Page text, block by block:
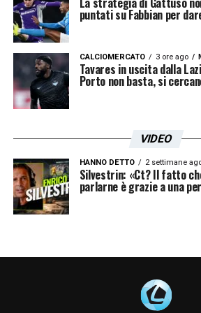
LA PLAYLIST DELLE NOSTRE
puntati su Fabbian per
CALCIOMERCATO 3 ore ago
Tavares in uscita dalla
Porto non basta, si
VIDEO
HANNO DETTO 2 settimane
Silvestrin: «Ct? Il fatto
parlarne è grazie a una